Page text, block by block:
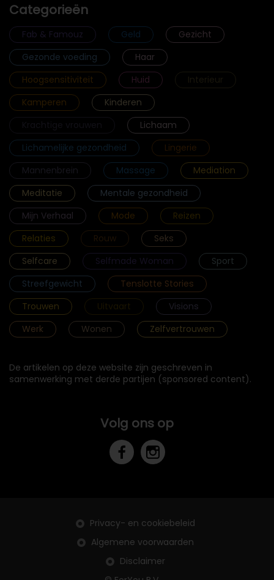
Categorieën
Fab & Famouz Geld
Gezicht
Gezonde voeding
Haar
Hoogsensitiviteit
Huid
Interieur
Kamperen
Kinderen
Lichaam
Lichamelijke gezondheid
Lingerie
Mannenbrein
Massage
Mediation
Meditatie
Mentale gezondheid
Mijn Verhaal
Mode
Reizen
Relaties
Rouw
Seks
Selfcare
Selfmade Woman
Sport
Streefgewicht
Tenslotte Stories
Trouwen
Uitvaart
Visions
Werk
Wonen Zelfvertrouwen
De artikelen op deze website zijn geschreven in
samenwerking met derde partijen (sponsored content).
Volg ons op
Privacy- en cookiebeleid
Algemene voorwaarden
Disclaimer